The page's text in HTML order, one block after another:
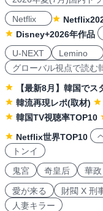
Netflix
Disney+2026年作品
U-NEXT
Lemino
グローバル視点で読む
【最新8月】韓国で
韓流再現レポ(取材)
韓国TV視聴率TOP10
Netflix世界TOP10
トンイ
鬼宮
奇皇后 華政
愛が来る 財閥 X 刑
人妻キラー